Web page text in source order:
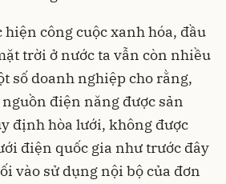
công cuộc xanh hóa, đầu
trời ở nước ta vẫn còn nhiều
số doanh nghiệp cho rằng,
điện năng được sản
định hòa lưới, không được
điện quốc gia như trước đây
vào sử dụng nội bộ của đơn